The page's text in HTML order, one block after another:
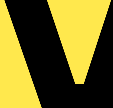
7.62 mm,
90°